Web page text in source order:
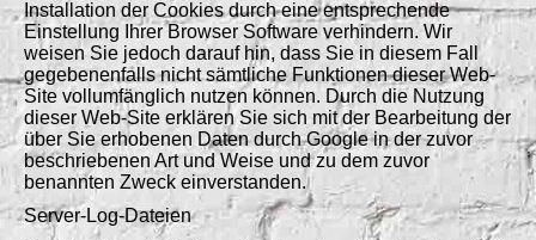
Installation der Cookies durch eine entsprechende
Einstellung Ihrer Browser Software verhindern. Wir
weisen Sie jedoch darauf hin, dass Sie in diesem Fall
gegebenenfalls nicht sämtliche Funktionen dieser Web-
Site vollumfänglich nutzen können. Durch die Nutzung
dieser Web-Site erklären Sie sich mit der Bearbeitung der
über Sie erhobenen Daten durch Google in der zuvor
beschriebenen Art und Weise und zu dem zuvor
benannten Zweck einverstanden.
Server-Log-Dateien